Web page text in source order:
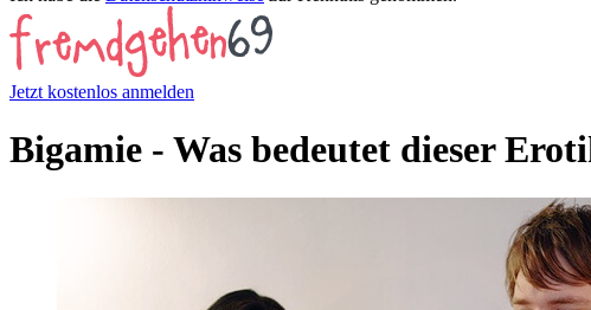
Jetzt kostenlos anmelden
Bigamie - Was bedeutet dieser